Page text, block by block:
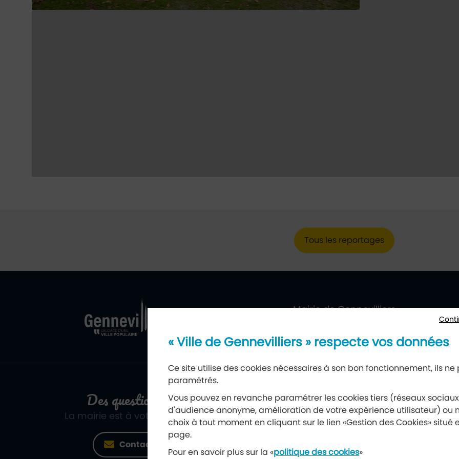
Tous les reportages
Mairie de Gennevilliers
177, avenue Gabriel-Péri, 92230 Gennevilliers
Des questions ?
La mairie est à votre écoute
Contact
Newsletter
Recevez notre lettre d’information
« Ville de Gennevilliers » respecte vos données
Ce site utilise des cookies nécessaires à son bon fonctionnement, ils ne
paramétrés.
Vous pouvez en revanche paramétrer les cookies tiers (réseaux
d'audience anonyme, amélioration de votre expérience utilisateur) ou
choix à tout moment en cliquant sur le lien «Gestion des Cookies» situé
page.
Pour en savoir plus sur la «politique des cookies»